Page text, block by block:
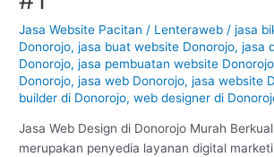
Jasa Website Pacitan / Lenteraweb /jasa
Donorojo,jasa buat website Donorojo,jasa
Donorojo,jasa pembuatan website Donorojo
Donorojo,jasa web Donorojo,jasa website
builder di Donorojo,web designer di
Jasa Web Design di Donorojo Murah
merupakan penyedia layanan digital
Donorojo
–
Pacitan
:
Murah
Berkualitas
#1